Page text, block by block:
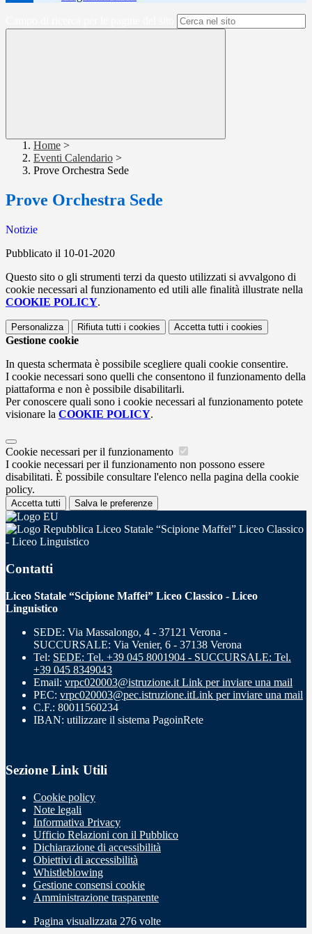
Home >
Eventi Calendario >
Prove Orchestra Sede
Prove Orchestra Sede
Notizie
Pubblicato il 10-01-2020
Questo sito o gli strumenti terzi da questo utilizzati si avvalgono di
cookie necessari al funzionamento ed utili alle finalità illustrate nella
COOKIE POLICY.
Personalizza Rifiuta tutti i cookies Accetta tutti i cookies
Gestione cookie
In questa schermata è possibile scegliere quali cookie consentire.
I cookie necessari sono quelli che consentono il funzionamento della
piattaforma e non è possibile disabilitarli.
Per conoscere quali sono i cookie necessari al funzionamento potete
visionare la COOKIE POLICY.
Cookie necessari per il funzionamento
I cookie necessari per il funzionamento non possono essere
disabilitati. È possibile consultare l'elenco nella pagina della cookie
policy.
Accetta tutti Salva le preferenze
Liceo Statale “Scipione Maffei” Liceo Classico
- Liceo Linguistico
Contatti
Liceo Statale “Scipione Maffei” Liceo Classico - Liceo
Linguistico
SEDE: Via Massalongo, 4 - 37121 Verona -
SUCCURSALE: Via Venier, 6 - 37138 Verona
Tel: SEDE: Tel. +39 045 8001904 - SUCCURSALE: Tel.
+39 045 8349043
Email: vrpc020003@istruzione.it Link per inviare una mail
PEC: vrpc020003@pec.istruzione.itLink per inviare una mail
C.F.: 80011560234
IBAN: utilizzare il sistema PagoinRete
Sezione Link Utili
Cookie policy
Note legali
Informativa Privacy
Ufficio Relazioni con il Pubblico
Dichiarazione di accessibilità
Obiettivi di accessibilità
Whistleblowing
Gestione consensi cookie
Amministrazione trasparente
Pagina visualizzata 276 volte